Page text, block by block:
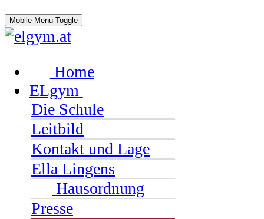
Mobile Menu Toggle
Home
ELgym
Die Schule
Leitbild
Kontakt und Lage
Ella Lingens
Hausordnung
Presse